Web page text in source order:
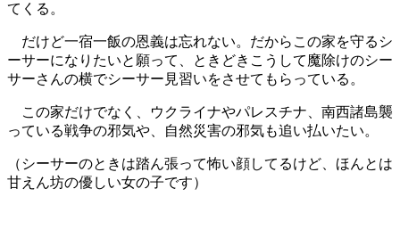
てくる。
だけど一宿一飯の恩義は忘れない。だからこの家を守るシ
ーサーになりたいと願って、ときどきこうして魔除けのシー
サーさんの横でシーサー見習いをさせてもらっている。
この家だけでなく、ウクライナやパレスチナ、南西諸島襲
っている戦争の邪気や、自然災害の邪気も追い払いたい。
（シーサーのときは踏ん張って怖い顔してるけど、ほんとは
甘えん坊の優しい女の子です）